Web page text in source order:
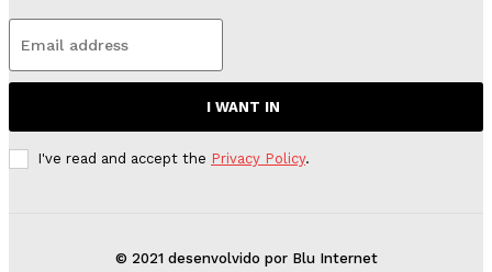
I WANT IN
I've read and accept the Privacy Policy.
© 2021 desenvolvido por Blu Internet